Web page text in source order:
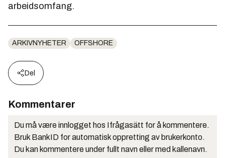
arbeidsomfang.
ARKIVNYHETER OFFSHORE
Del
Kommentarer
Du må være innlogget hos Ifrågasätt for å kommentere.
Bruk BankID for automatisk oppretting av brukerkonto.
Du kan kommentere under fullt navn eller med kallenavn.